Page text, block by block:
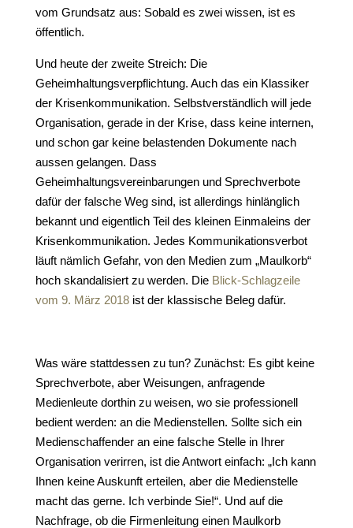
vom Grundsatz aus: Sobald es zwei wissen, ist es
öffentlich.
Und heute der zweite Streich: Die
Geheimhaltungsverpflichtung. Auch das ein Klassiker
der Krisenkommunikation. Selbstverständlich will jede
Organisation, gerade in der Krise, dass keine internen,
und schon gar keine belastenden Dokumente nach
aussen gelangen. Dass
Geheimhaltungsvereinbarungen und Sprechverbote
dafür der falsche Weg sind, ist allerdings hinlänglich
bekannt und eigentlich Teil des kleinen Einmaleins der
Krisenkommunikation. Jedes Kommunikationsverbot
läuft nämlich Gefahr, von den Medien zum „Maulkorb“
hoch skandalisiert zu werden. Die Blick-Schlagzeile
vom 9. März 2018ist der klassische Beleg dafür.
Was wäre stattdessen zu tun? Zunächst: Es gibt keine
Sprechverbote, aber Weisungen, anfragende
Medienleute dorthin zu weisen, wo sie professionell
bedient werden: an die Medienstellen. Sollte sich ein
Medienschaffender an eine falsche Stelle in Ihrer
Organisation verirren, ist die Antwort einfach: „Ich kann
Ihnen keine Auskunft erteilen, aber die Medienstelle
macht das gerne. Ich verbinde Sie!“. Und auf die
Nachfrage, ob die Firmenleitung einen Maulkorb